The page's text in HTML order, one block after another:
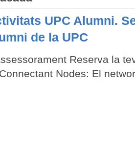
UPC Alumni.
de la UPC
Reserva la
Nodes: El